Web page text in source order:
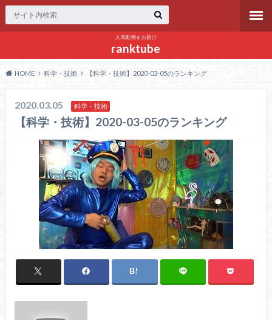
人気動画をお届け
ranktube
HOME 科学・技術 【科学・技術】2020-03-05のランキング
2020.03.05 科学・技術
【科学・技術】2020-03-05のランキング